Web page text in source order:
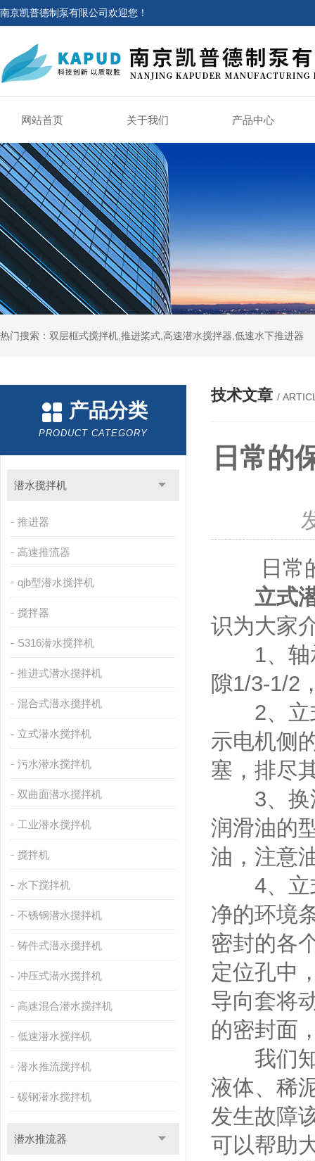
南京凯普德制泵有限公司欢迎您！
网站首页 关于我们 产品中心
热门搜索：双层框式搅拌机,推进桨式,高速潜水搅拌器,低速水下推进器
产品分类
PRODUCT CATEGORY
潜水搅拌机
推进器
高速推流器
qjb型潜水搅拌机
搅拌器
S316潜水搅拌机
推进式潜水搅拌机
混合式潜水搅拌机
立式潜水搅拌机
污水潜水搅拌机
双曲面潜水搅拌机
工业潜水搅拌机
搅拌机
水下搅拌机
不锈钢潜水搅拌机
铸件式潜水搅拌机
冲压式潜水搅拌机
高速混合潜水搅拌机
低速潜水搅拌机
潜水推流搅拌机
碳钢潜水搅拌机
潜水推流器
技术文章 /
日常的
日常的
立式
识为大家
1、轴承
隙1/3-1/2
2、立式
示电机侧
塞，排尽
3、换油
润滑油的
油，注意
4、立式
净的环境
密封的各
定位孔中
导向套将
的密封面
我们知
液体、稀
发生故障
可以帮助